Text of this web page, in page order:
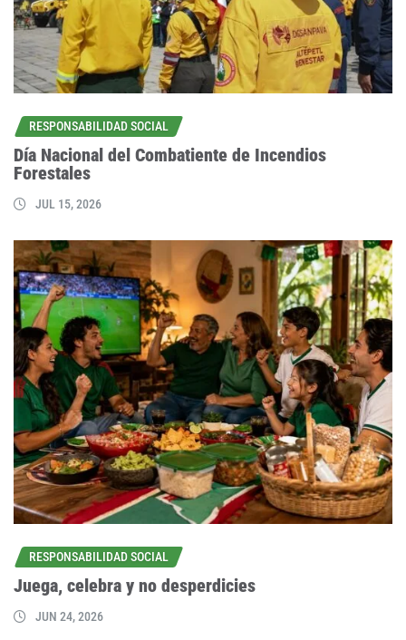
RESPONSABILIDAD SOCIAL
Día Nacional del Combatiente de Incendios
Forestales
JUL 15, 2026
RESPONSABILIDAD SOCIAL
Juega, celebra y no desperdicies
JUN 24, 2026